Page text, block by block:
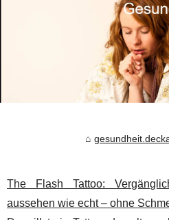
The Flash Tattoo:
aussehen wie echt – ohne